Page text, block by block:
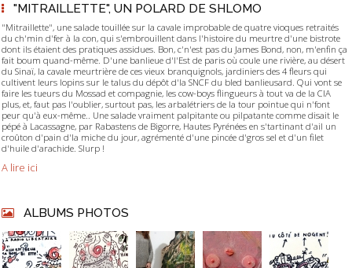
"MITRAILLETTE", UN POLARD DE SHLOMO
"Mitraillette", une salade touillée sur la cavale improbable de quatre vioques retraités
du ch'min d'fer à la con, qui s'embrouillent dans l'histoire du meurtre d'une bistrote
dont ils étaient des pratiques assidues. Bon, c'n'est pas du James Bond, non, m'enfin ça
fait boum quand-même. D'une banlieue d'l'Est de paris où coule une rivière, au désert
du Sinaï, la cavale meurtrière de ces vieux branquignols, jardiniers des 4 fleurs qui
cultivent leurs lopins sur le talus du dépôt d'la SNCF du bled banlieusard. Qui vont se
faire les tueurs du Mossad et compagnie, les cow-boys flingueurs à tout va de la CIA
plus, et, faut pas l'oublier, surtout pas, les arbalétriers de la tour pointue qui n'font
peur qu'à eux-même.. Une salade vraiment palpitante ou pilpatante comme disait le
pépé à Lacassagne, par Rabastens de Bigorre, Hautes Pyrénées en s'tartinant d'ail un
croûton d'pain d'la miche du jour, agrémenté d'une pincée d'gros sel et d'un filet
d'huile d'arachide. Slurp !
A lire ici
ALBUMS PHOTOS